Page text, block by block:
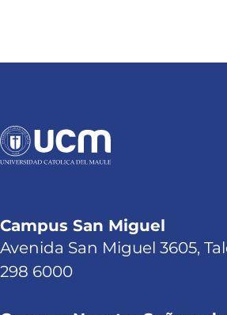
Campus San Miguel
Avenida San Miguel 3605,
298 6000